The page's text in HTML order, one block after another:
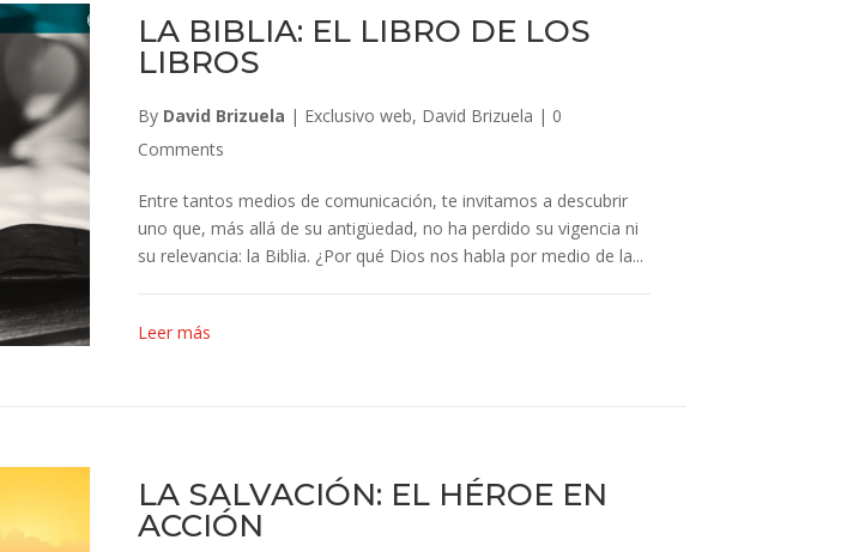
LA BIBLIA: EL LIBRO DE LOS
LIBROS
By David Brizuela | Exclusivo web, David Brizuela | 0
Comments
Entre tantos medios de comunicación, te invitamos a descubrir
uno que, más allá de su antigüedad, no ha perdido su vigencia ni
su relevancia: la Biblia. ¿Por qué Dios nos habla por medio de la...
Leer más
LA SALVACIÓN: EL HÉROE EN
ACCIÓN